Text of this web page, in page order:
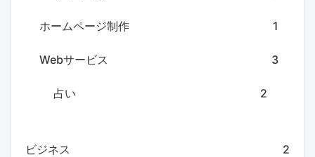
ホームページ制作 1
Webサービス 3
占い 2
ビジネス 2